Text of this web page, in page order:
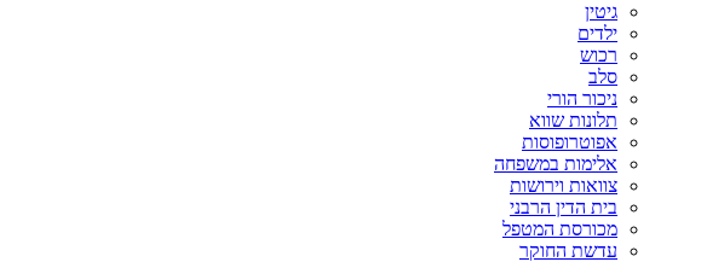
גיטין
ילדים
רכוש
סלב
ניכור הורי
תלונות שווא
אפוטרופוסות
אלימות במשפחה
צוואות וירושות
בית הדין הרבני
מכורסת המטפל
עדשת החוקר